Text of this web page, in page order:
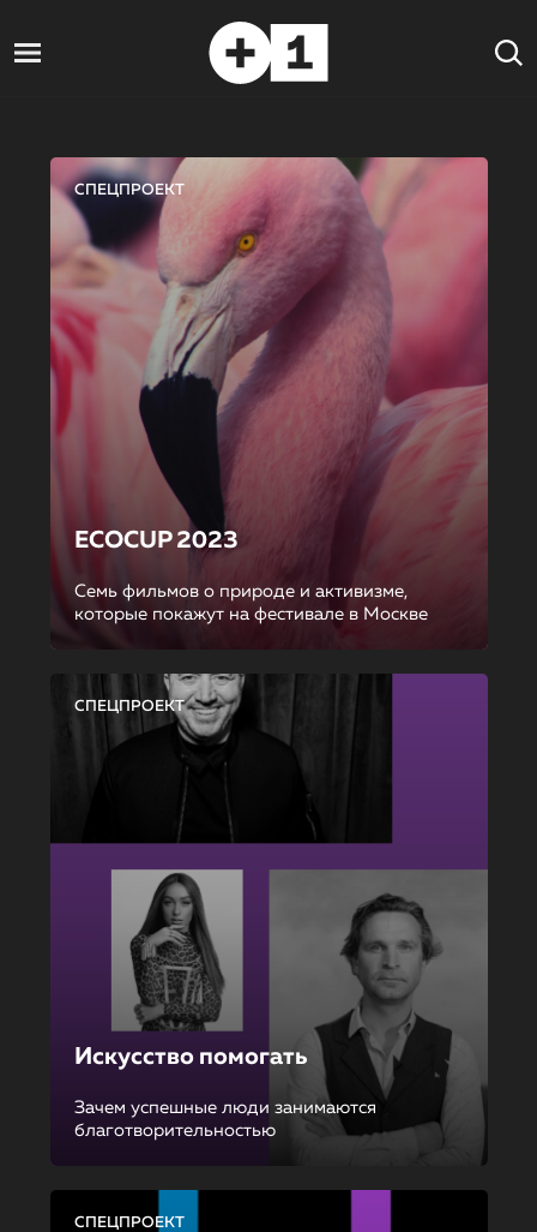
СПЕЦПРОЕКТ
ECOCUP 2023
Семь фильмов о природе и активизме,
которые покажут на фестивале в Москве
СПЕЦПРОЕКТ
Искусство помогать
Зачем успешные люди занимаются
благотворительностью
СПЕЦПРОЕКТ